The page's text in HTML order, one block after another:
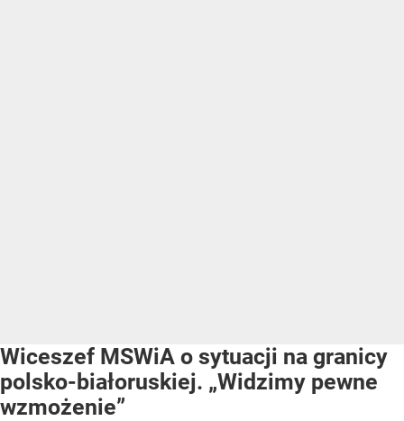
Wiceszef MSWiA o sytuacji na granicy
polsko-białoruskiej. „Widzimy pewne
wzmożenie”